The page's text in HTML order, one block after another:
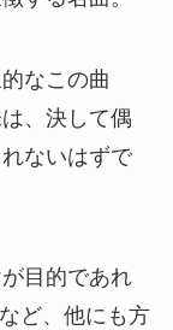
なこの曲
、決して偶
ないはずで
目的であれ
ど、他にも方